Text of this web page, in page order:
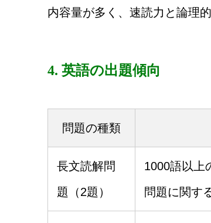
内容量が多く、速読力と論理
4. 英語の出題傾向
問題の種類
長文読解問
題（2題）
1000語以上
問題に関す